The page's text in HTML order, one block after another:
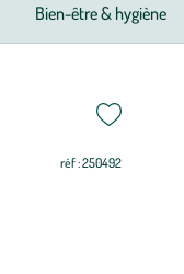
Bien-être & hygiène
réf : 250492